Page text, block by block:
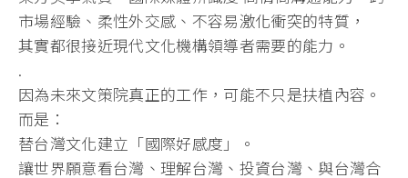
市場經驗、柔性外交感、不容易激化衝突的特質，
其實都很接近現代文化機構領導者需要的能力。
.
因為未來文策院真正的工作，可能不只是扶植內容。
而是：
替台灣文化建立「國際好感度」。
讓世界願意看台灣、理解台灣、投資台灣、與台灣合